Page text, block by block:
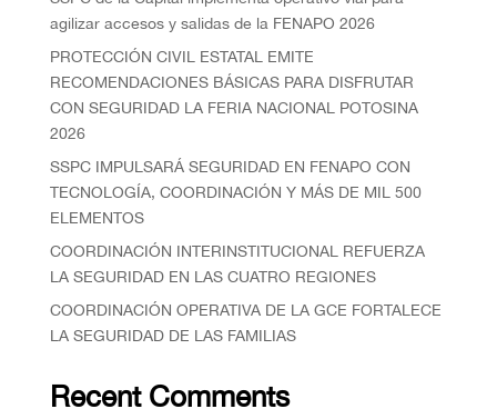
agilizar accesos y salidas de la FENAPO 2026
PROTECCIÓN CIVIL ESTATAL EMITE
RECOMENDACIONES BÁSICAS PARA DISFRUTAR
CON SEGURIDAD LA FERIA NACIONAL POTOSINA
2026
SSPC IMPULSARÁ SEGURIDAD EN FENAPO CON
TECNOLOGÍA, COORDINACIÓN Y MÁS DE MIL 500
ELEMENTOS
COORDINACIÓN INTERINSTITUCIONAL REFUERZA
LA SEGURIDAD EN LAS CUATRO REGIONES
COORDINACIÓN OPERATIVA DE LA GCE FORTALECE
LA SEGURIDAD DE LAS FAMILIAS
Recent Comments